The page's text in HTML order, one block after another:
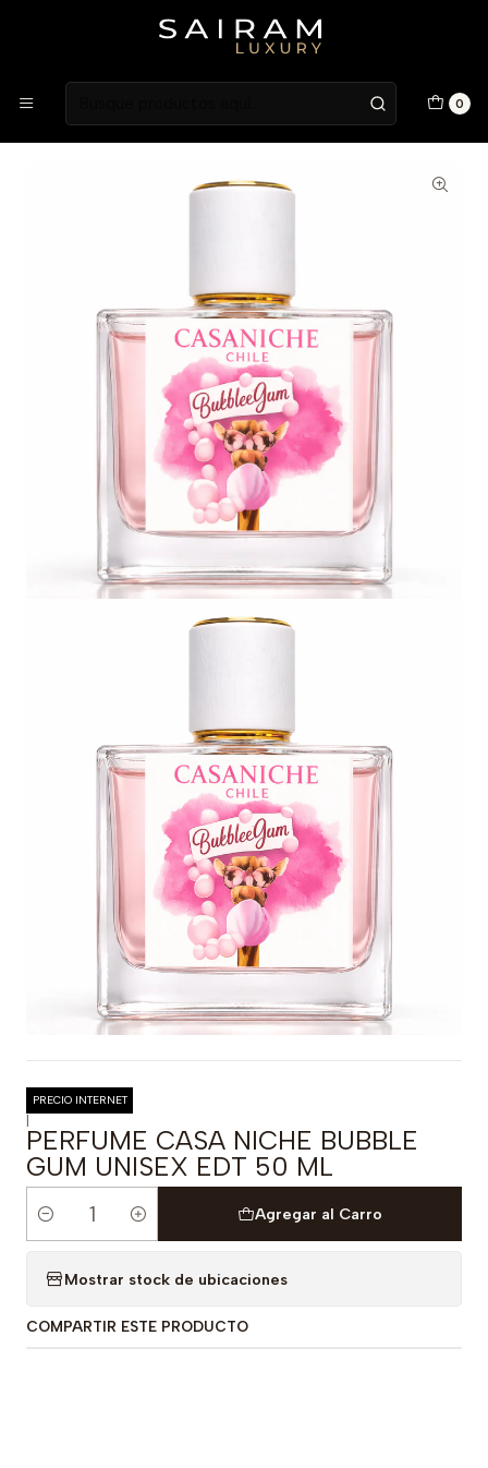
0
Atención en Guardia Vieja 202, Local 1
Inicio Fragancias Fragancias Unisex
PERFUME CASA NICHE BUBBLE GUM UNISEX EDT 50 ML
PRECIO INTERNET
|
PERFUME CASA NICHE BUBBLE
GUM UNISEX EDT 50 ML
Cantidad
Agregar al Carro
Mostrar stock de ubicaciones
COMPARTIR ESTE PRODUCTO